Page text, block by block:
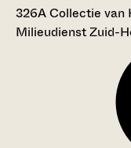
326A Collectie van
Milieudienst Zuid-